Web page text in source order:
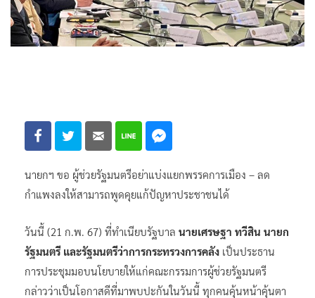
นายกฯ ขอ ผู้ช่วยรัฐมนตรีอย่าแบ่งแยกพรรคการเมือง – ลด
กำแพงลงให้สามารถพูดคุยแก้ปัญหาประชาชนได้
วันนี้ (21 ก.พ. 67) ที่ทำเนียบรัฐบาล นายเศรษฐา ทวีสิน นายก
รัฐมนตรี และรัฐมนตรีว่าการกระทรวงการคลัง เป็นประธาน
การประชุมมอบนโยบายให้แก่คณะกรรมการผู้ช่วยรัฐมนตรี
กล่าวว่าเป็นโอกาสดีที่มาพบปะกันในวันนี้ ทุกคนคุ้นหน้าคุ้นตา